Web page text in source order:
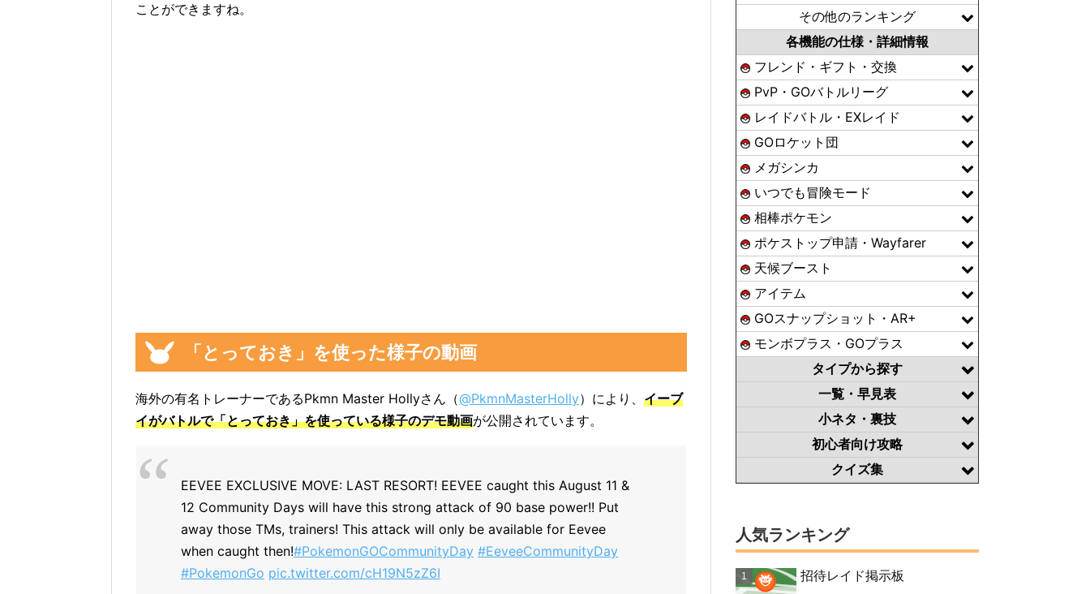
ことができますね。
「とっておき」を使った様子の動画
海外の有名トレーナーであるPkmn Master Hollyさん（@PkmnMasterHolly）により、 イーブ
イがバトルで「とっておき」を使っている様子のデモ動画が公開されています。
EEVEE EXCLUSIVE MOVE: LAST RESORT! EEVEE caught this August 11 &
12 Community Days will have this strong attack of 90 base power!! Put
away those TMs, trainers! This attack will only be available for Eevee
when caught then!#PokemonGOCommunityDay #EeveeCommunityDay
#PokemonGo pic.twitter.com/cH19N5zZ6I
その他のランキング
各機能の仕様・詳細情報
フレンド・ギフト・交換
PvP・GOバトルリーグ
レイドバトル・EXレイド
GOロケット団
メガシンカ
いつでも冒険モード
相棒ポケモン
ポケストップ申請・Wayfarer
天候ブースト
アイテム
GOスナップショット・AR+
モンボプラス・GOプラス
タイプから探す
一覧・早見表
小ネタ・裏技
初心者向け攻略
クイズ集
人気ランキング
招待レイド掲示板